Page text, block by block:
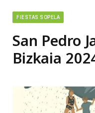
FIESTAS SOPELA
San Pedro
Bizkaia